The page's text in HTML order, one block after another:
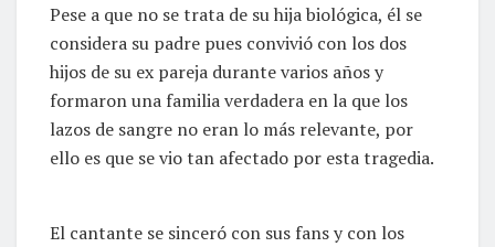
Pese a que no se trata de su hija biológica, él se
considera su padre pues convivió con los dos
hijos de su ex pareja durante varios años y
formaron una familia verdadera en la que los
lazos de sangre no eran lo más relevante, por
ello es que se vio tan afectado por esta tragedia.
El cantante se sinceró con sus fans y con los